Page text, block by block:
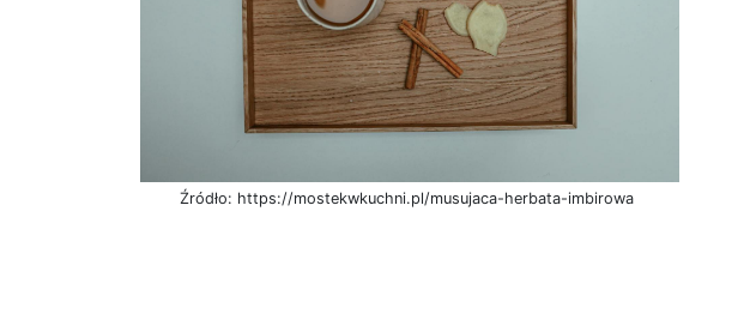
Źródło: https://mostekwkuchni.pl/musujaca-herbata-imbirowa